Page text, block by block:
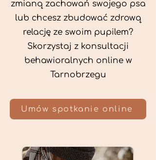
zmianą zachowań swojego psa
lub chcesz zbudować zdrową
relację ze swoim pupilem?
Skorzystaj z konsultacji
behawioralnych online w
Tarnobrzegu
Umów spotkanie online